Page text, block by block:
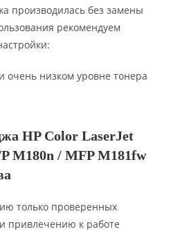
производилась без замены
рекомендуем
очень низком уровне тонера
HP Color LaserJet
M180n / MFP M181fw
только проверенных
привлечению к работе